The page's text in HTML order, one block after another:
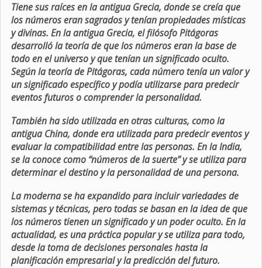
Tiene sus raíces en la antigua Grecia, donde se creía que
los números eran sagrados y tenían propiedades místicas
y divinas. En la antigua Grecia, el filósofo Pitágoras
desarrolló la teoría de que los números eran la base de
todo en el universo y que tenían un significado oculto.
Según la teoría de Pitágoras, cada número tenía un valor y
un significado específico y podía utilizarse para predecir
eventos futuros o comprender la personalidad.
También ha sido utilizada en otras culturas, como la
antigua China, donde era utilizada para predecir eventos y
evaluar la compatibilidad entre las personas. En la India,
se la conoce como “números de la suerte” y se utiliza para
determinar el destino y la personalidad de una persona.
La moderna se ha expandido para incluir variedades de
sistemas y técnicas, pero todas se basan en la idea de que
los números tienen un significado y un poder oculto. En la
actualidad, es una práctica popular y se utiliza para todo,
desde la toma de decisiones personales hasta la
planificación empresarial y la predicción del futuro.